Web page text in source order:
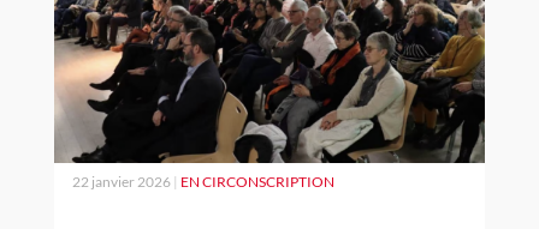
22 janvier 2026| EN CIRCONSCRIPTION